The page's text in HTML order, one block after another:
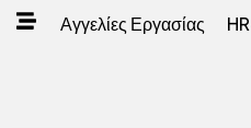
Αγγελίες Εργασίας